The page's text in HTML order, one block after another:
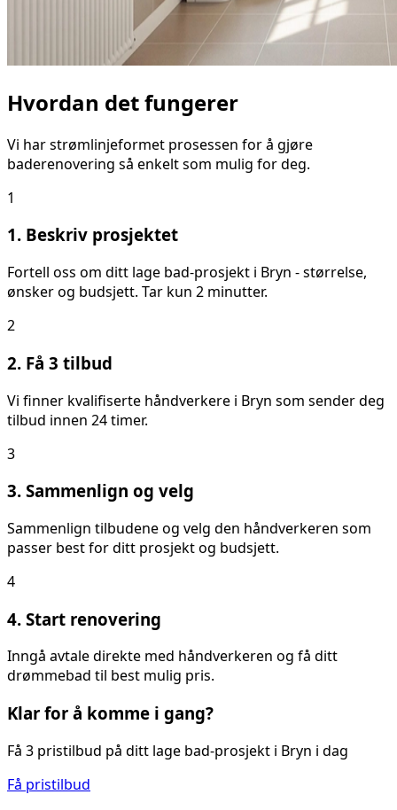
Hvordan det fungerer
Vi har strømlinjeformet prosessen for å gjøre
baderenovering så enkelt som mulig for deg.
1
1. Beskriv prosjektet
Fortell oss om ditt lage bad-prosjekt i Bryn - størrelse,
ønsker og budsjett. Tar kun 2 minutter.
2
2. Få 3 tilbud
Vi finner kvalifiserte håndverkere i Bryn som sender deg
tilbud innen 24 timer.
3
3. Sammenlign og velg
Sammenlign tilbudene og velg den håndverkeren som
passer best for ditt prosjekt og budsjett.
4
4. Start renovering
Inngå avtale direkte med håndverkeren og få ditt
drømmebad til best mulig pris.
Klar for å komme i gang?
Få 3 pristilbud på ditt lage bad-prosjekt i Bryn i dag
Få pristilbud